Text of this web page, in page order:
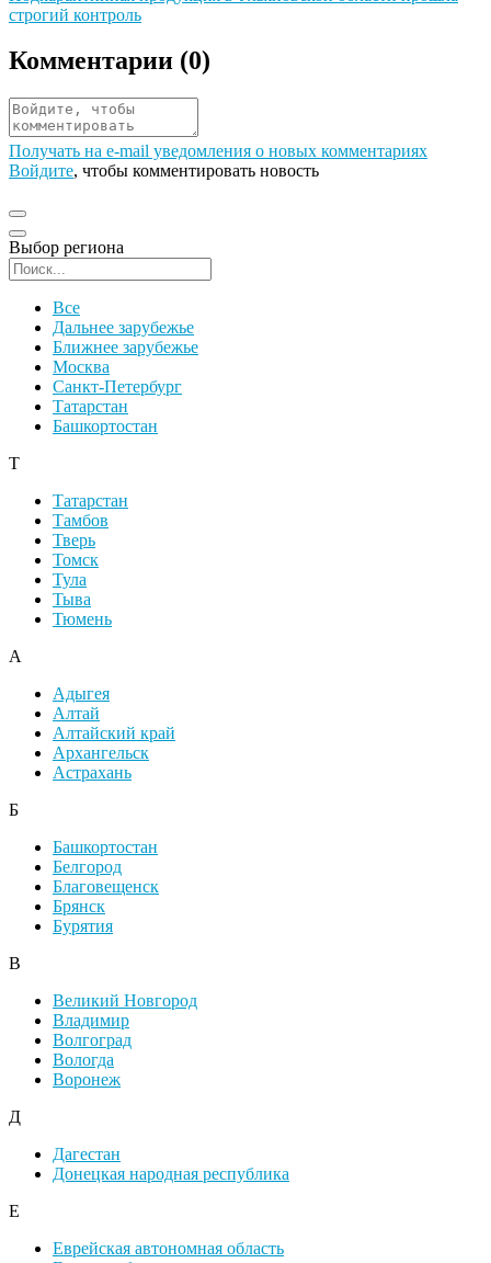
строгий контроль
Комментарии (0)
Получать на e‑mail уведомления о новых комментариях
Войдите, чтобы комментировать новость
Выбор региона
Все
Дальнее зарубежье
Ближнее зарубежье
Москва
Санкт-Петербург
Татарстан
Башкортостан
Т
Татарстан
Тамбов
Тверь
Томск
Тула
Тыва
Тюмень
А
Адыгея
Алтай
Алтайский край
Архангельск
Астрахань
Б
Башкортостан
Белгород
Благовещенск
Брянск
Бурятия
В
Великий Новгород
Владимир
Волгоград
Вологда
Воронеж
Д
Дагестан
Донецкая народная республика
Е
Еврейская автономная область